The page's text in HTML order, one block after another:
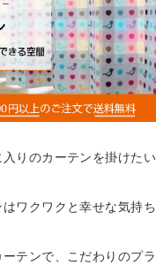
りのカーテンを掛けたい
ワクワクと幸せな気持ち
テンで、こだわりのプラ